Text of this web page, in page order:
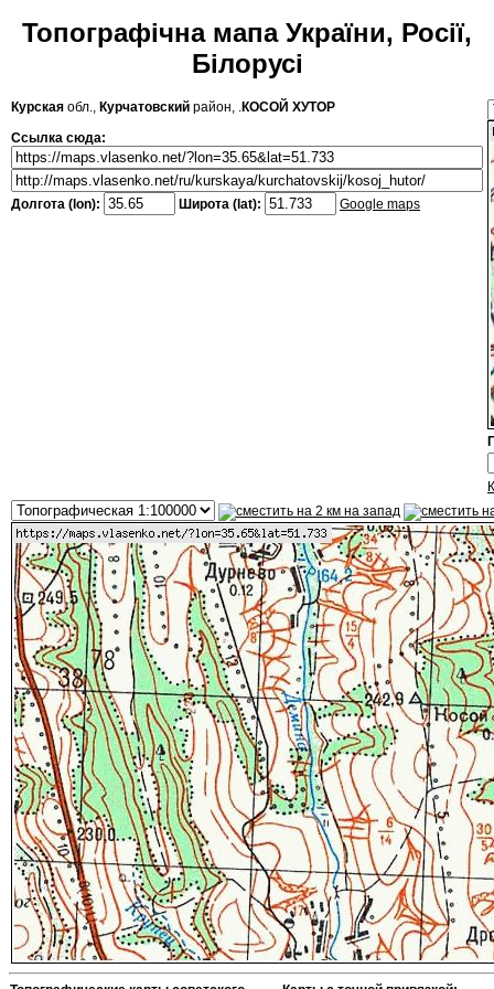
Топографічна мапа України, Росії,
Білорусі
Курская обл., Курчатовский район, .КОСОЙ ХУТОР
Ссылка сюда:
Долгота (lon): Широта (lat): Google maps